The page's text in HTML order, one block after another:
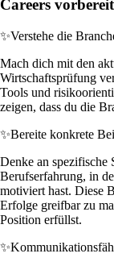
Careers
✨Verstehe die
Mach dich mit den
Wirtschaftsprüfung
Tools und
zeigen, dass du die
✨Bereite konkrete
Denke an spezifische
Berufserfahrung, in
motiviert hast. Diese
Erfolge greifbar zu
Position erfüllst.
✨